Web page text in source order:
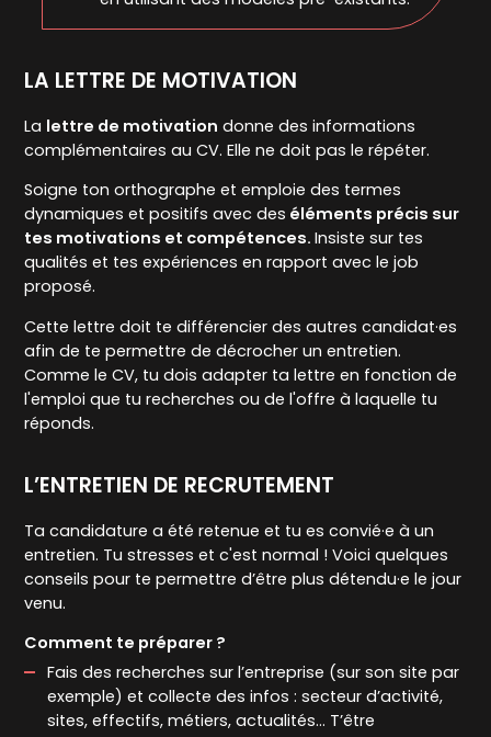
LA LETTRE DE MOTIVATION
La lettre de motivation donne des informations
complémentaires au CV. Elle ne doit pas le répéter.
Soigne ton orthographe et emploie des termes
dynamiques et positifs avec des éléments précis sur
tes motivations et compétences.Insiste sur tes
qualités et tes expériences en rapport avec le job
proposé.
Cette lettre doit te différencier des autres candidat·es
afin de te permettre de décrocher un entretien.
Comme le CV, tu dois adapter ta lettre en fonction de
l'emploi que tu recherches ou de l'offre à laquelle tu
réponds.
L’ENTRETIEN DE RECRUTEMENT
Ta candidature a été retenue et tu es convié·e à un
entretien. Tu stresses et c'est normal ! Voici quelques
conseils pour te permettre d’être plus détendu·e le jour
venu.
Comment te préparer ?
Fais des recherches sur l’entreprise (sur son site par
exemple) et collecte des infos : secteur d’activité,
sites, effectifs, métiers, actualités… T’être